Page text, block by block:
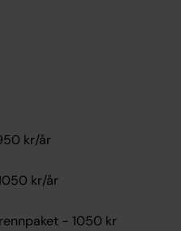
kr/år
kr/år
- 1050 kr